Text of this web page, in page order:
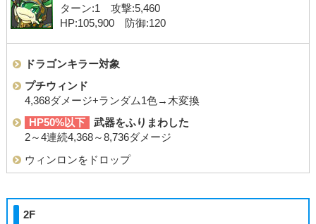
ターン:1 攻撃:5,460
HP:105,900 防御:120
ドラゴンキラー対象
プチウィンド
4,368ダメージ+ランダム1色→木変換
HP50%以下
武器をふりまわした
2～4連続4,368～8,736ダメージ
ウィンロンをドロップ
2F